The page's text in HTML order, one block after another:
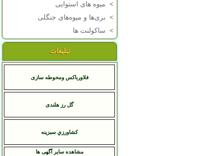
> میوه های استوایی
> بری‌ها و میوه‌های جنگلی
> ساکولنت ها
تبلیغات
فلاورباکس ومحوطه سازی
گل رز هلندی
کشاورزي سبزينه
مشاهده سایر آگهی ها